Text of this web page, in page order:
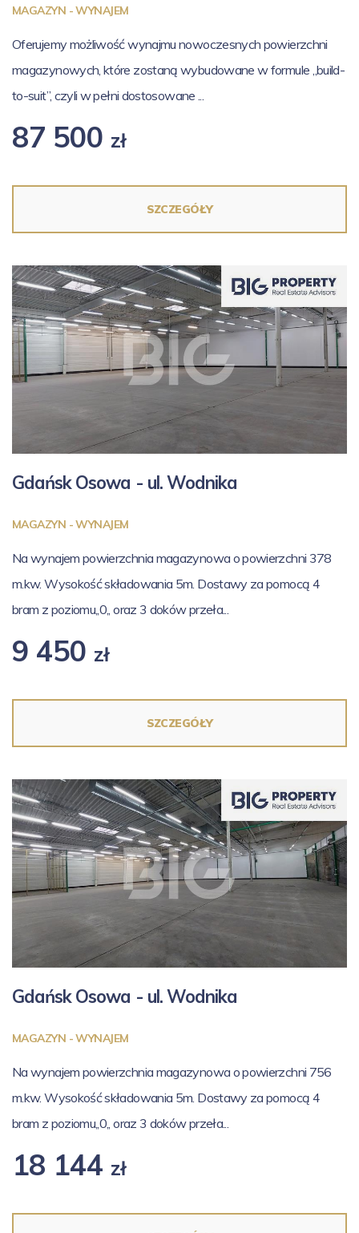
MAGAZYN - WYNAJEM
Oferujemy możliwość wynajmu nowoczesnych powierzchni
magazynowych, które zostaną wybudowane w formule „build-
to-suit”, czyli w pełni dostosowane ...
87 500 zł
SZCZEGÓŁY
Gdańsk Osowa - ul.Wodnika
MAGAZYN - WYNAJEM
Na wynajem powierzchnia magazynowa o powierzchni 378
m.kw. Wysokość składowania 5m. Dostawy za pomocą 4
bram z poziomu,,0,, oraz 3 doków przeła...
9 450 zł
SZCZEGÓŁY
Gdańsk Osowa - ul.Wodnika
MAGAZYN - WYNAJEM
Na wynajem powierzchnia magazynowa o powierzchni 756
m.kw. Wysokość składowania 5m. Dostawy za pomocą 4
bram z poziomu,,0,, oraz 3 doków przeła...
18 144 zł